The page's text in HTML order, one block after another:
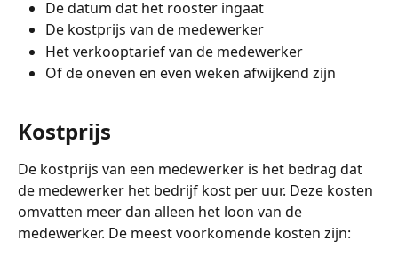
De datum dat het rooster ingaat
De kostprijs van de medewerker
Het verkooptarief van de medewerker
Of de oneven en even weken afwijkend zijn
Kostprijs
De kostprijs van een medewerker is het bedrag dat
de medewerker het bedrijf kost per uur. Deze kosten
omvatten meer dan alleen het loon van de
medewerker. De meest voorkomende kosten zijn: